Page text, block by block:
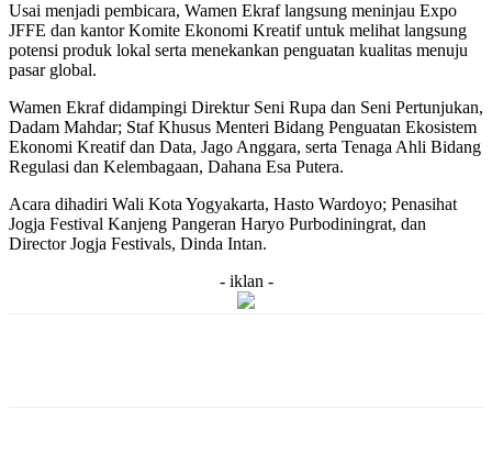
Usai menjadi pembicara, Wamen Ekraf langsung meninjau Expo
JFFE dan kantor Komite Ekonomi Kreatif untuk melihat langsung
potensi produk lokal serta menekankan penguatan kualitas menuju
pasar global.
Wamen Ekraf didampingi Direktur Seni Rupa dan Seni Pertunjukan,
Dadam Mahdar; Staf Khusus Menteri Bidang Penguatan Ekosistem
Ekonomi Kreatif dan Data, Jago Anggara, serta Tenaga Ahli Bidang
Regulasi dan Kelembagaan, Dahana Esa Putera.
Acara dihadiri Wali Kota Yogyakarta, Hasto Wardoyo; Penasihat
Jogja Festival Kanjeng Pangeran Haryo Purbodiningrat, dan
Director Jogja Festivals, Dinda Intan.
- iklan -